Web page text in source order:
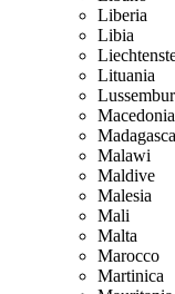
Liberia
Libia
Lituania
Malawi
Maldive
Malesia
Mali
Malta
Marocco
Martinica